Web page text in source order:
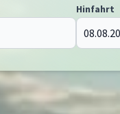
Hinfahrt